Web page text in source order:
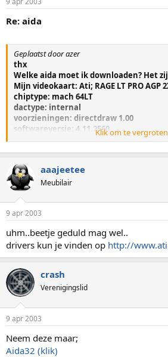
Re: aida
Geplaatst door azer
thx
Welke aida moet ik downloaden? Het
Mijn videokaart: Ati; RAGE LT PRO AGP
chiptype: mach 64LT
dactype: internal
voorzieningen: directdraw 1.00
softwareversie: 4.11.2560
huidige bestanden: macxw4.drv;xvdd;
macxdd32.dl
van aida 32 aub. Thx!!!!
Windows 98se
Klik om te
aaajeetee
Meubilair
9 apr 2003
uhm..beetje geduld mag wel..
drivers kun je vinden op http://
crash
Verenigingslid
9 apr 2003
Neem deze maar;
Aida32 (klik)